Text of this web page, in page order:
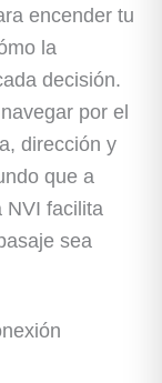
encender tu
la
decisión.
por el
dirección y
que a
NVI facilita
sea